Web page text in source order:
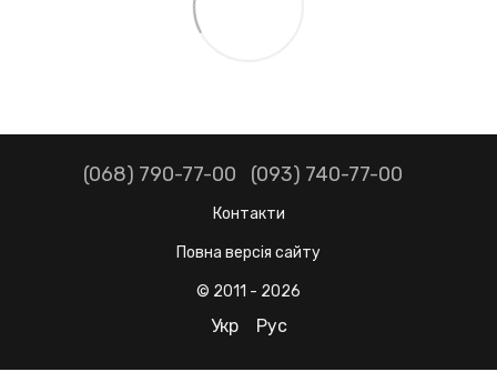
(068) 790-77-00 (093) 740-77-00
Контакти
Повна версія сайту
© 2011 - 2026
Укр Рус